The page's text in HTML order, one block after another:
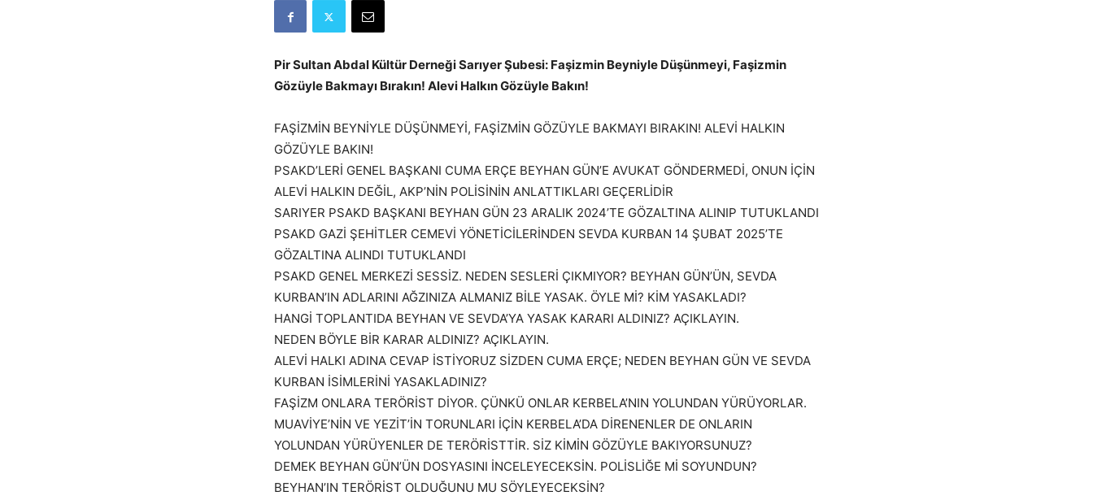
Pir Sultan Abdal Kültür Derneği Sarıyer Şubesi: Faşizmin Beyniyle Düşünmeyi, Faşizmin
Gözüyle Bakmayı Bırakın! Alevi Halkın Gözüyle Bakın!
FAŞİZMİN BEYNİYLE DÜŞÜNMEYİ, FAŞİZMİN GÖZÜYLE BAKMAYI BIRAKIN! ALEVİ HALKIN
GÖZÜYLE BAKIN!
PSAKD’LERİ GENEL BAŞKANI CUMA ERÇE BEYHAN GÜN’E AVUKAT GÖNDERMEDİ, ONUN İÇİN
ALEVİ HALKIN DEĞİL, AKP’NİN POLİSİNİN ANLATTIKLARI GEÇERLİDİR
SARIYER PSAKD BAŞKANI BEYHAN GÜN 23 ARALIK 2024’TE GÖZALTINA ALINIP TUTUKLANDI
PSAKD GAZİ ŞEHİTLER CEMEVİ YÖNETİCİLERİNDEN SEVDA KURBAN 14 ŞUBAT 2025’TE
GÖZALTINA ALINDI TUTUKLANDI
PSAKD GENEL MERKEZİ SESSİZ. NEDEN SESLERİ ÇIKMIYOR? BEYHAN GÜN’ÜN, SEVDA
KURBAN’IN ADLARINI AĞZINIZA ALMANIZ BİLE YASAK. ÖYLE Mİ? KİM YASAKLADI?
HANGİ TOPLANTIDA BEYHAN VE SEVDA’YA YASAK KARARI ALDINIZ? AÇIKLAYIN.
NEDEN BÖYLE BİR KARAR ALDINIZ? AÇIKLAYIN.
ALEVİ HALKI ADINA CEVAP İSTİYORUZ SİZDEN CUMA ERÇE; NEDEN BEYHAN GÜN VE SEVDA
KURBAN İSİMLERİNİ YASAKLADINIZ?
FAŞİZM ONLARA TERÖRİST DİYOR. ÇÜNKÜ ONLAR KERBELA’NIN YOLUNDAN YÜRÜYORLAR.
MUAVİYE’NİN VE YEZİT’İN TORUNLARI İÇİN KERBELA’DA DİRENENLER DE ONLARIN
YOLUNDAN YÜRÜYENLER DE TERÖRİSTTİR. SİZ KİMİN GÖZÜYLE BAKIYORSUNUZ?
DEMEK BEYHAN GÜN’ÜN DOSYASINI İNCELEYECEKSİN. POLİSLİĞE Mİ SOYUNDUN?
BEYHAN’IN TERÖRİST OLDUĞUNU MU SÖYLEYECEKSİN?